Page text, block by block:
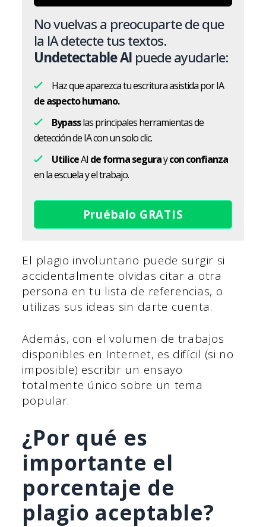
No vuelvas a preocuparte de que
la IA detecte tus textos.
Undetectable AI puede ayudarle:
Haz que aparezca tu escritura asistida por IA
de aspecto humano.
Bypasslas principales herramientas de
detección de IA con un solo clic.
UtiliceAI de forma seguraycon confianza
en la escuela y el trabajo.
Pruébalo GRATIS
El plagio involuntario puede surgir si
accidentalmente olvidas citar a otra
persona en tu lista de referencias, o
utilizas sus ideas sin darte cuenta.
Además, con el volumen de trabajos
disponibles en Internet, es difícil (si no
imposible) escribir un ensayo
totalmente único sobre un tema
popular.
¿Por qué es
importante el
porcentaje de
plagio aceptable?